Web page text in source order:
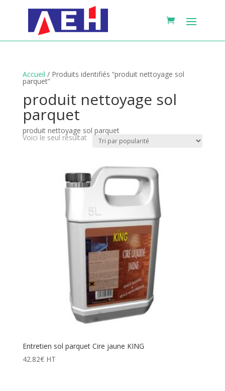
Accueil / Produits identifiés “produit nettoyage sol
parquet”
produit nettoyage sol
parquet
produit nettoyage sol parquet
Voici le seul résultat
Entretien sol parquet Cire jaune KING
42.82€ HT